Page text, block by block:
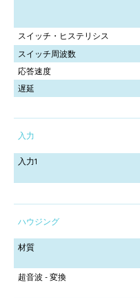
スイッチ・ヒステリシス
スイッチ周波数
応答速度
遅延
入力
入力1
ハウジング
材質
超音波 - 変換